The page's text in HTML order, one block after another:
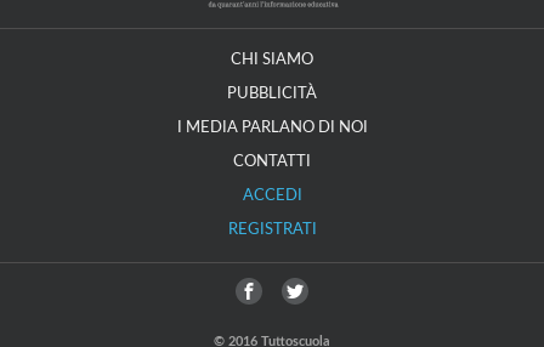
CHI SIAMO
PUBBLICITÀ
I MEDIA PARLANO DI NOI
CONTATTI
ACCEDI
REGISTRATI
© 2016 Tuttoscuola